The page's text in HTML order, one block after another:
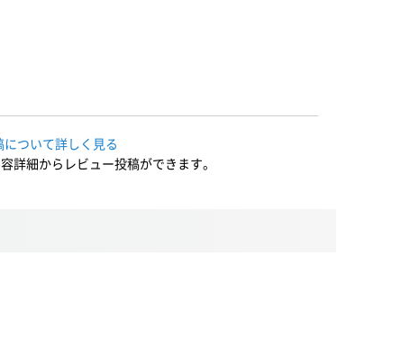
について詳しく見る
詳細からレビュー投稿ができます。